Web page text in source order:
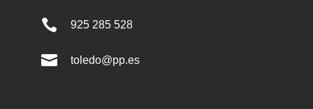
 925 285 528
 toledo@pp.es